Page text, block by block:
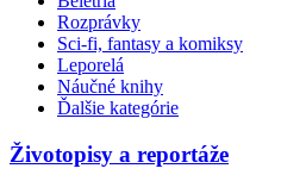
Rozprávky
Sci-fi, fantasy a komiksy
Leporelá
Náučné knihy
Ďalšie kategórie
Životopisy a reportáže